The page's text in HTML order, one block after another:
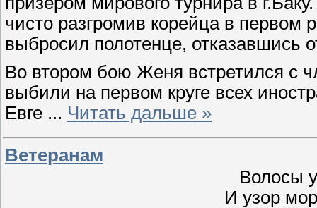
чисто разгромив корейца в первом
выбросил полотенце, отказавшись
Во втором бою Женя встретился с
выбили на первом круге всех
Евге ... Читать дальше »
Ветеранам
Волосы
И узор